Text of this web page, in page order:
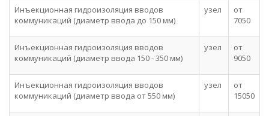
Инъекционная гидроизоляция вводов
коммуникаций (диаметр ввода до 150 мм)
узел
от
7050
Инъекционная гидроизоляция вводов
коммуникаций (диаметр ввода 150 - 350 мм)
узел
от
9050
Инъекционная гидроизоляция вводов
коммуникаций (диаметр ввода от 550 мм)
узел
от
15050